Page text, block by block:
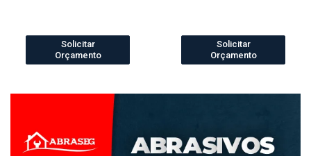
Solicitar
Orçamento
Solicitar
Orçamento